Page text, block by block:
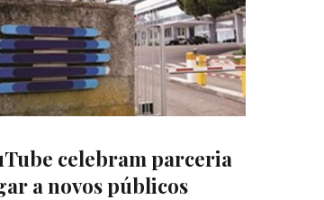
celebram parceria
a novos públicos